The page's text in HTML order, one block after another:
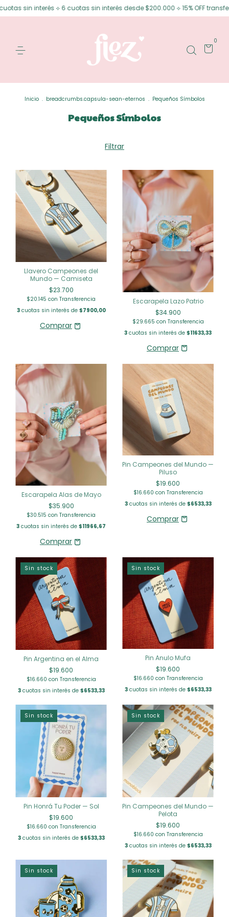
⟡ 6 cuotas sin interés desde $200.000 ⟡ 15% OFF transferencia
0
Inicio . breadcrumbs.capsula-sean-eternos . Pequeños Símbolos
Pequeños Símbolos
Filtrar
Llavero Campeones del
Mundo — Camiseta
$23.700
$20.145 con Transferencia
3cuotas sin interés de $7900,00
Escarapela Lazo Patrio
$34.900
$29.665 con Transferencia
3 cuotas sin interés de $11633,33
Escarapela Alas de Mayo
$35.900
$30.515 con Transferencia
3 cuotas sin interés de $11966,67
Pin Campeones del Mundo —
Piluso
$19.600
$16.660 con Transferencia
3cuotas sin interés de $6533,33
Sin stock
Pin Argentina en el Alma
$19.600
$16.660 con Transferencia
3cuotas sin interés de $6533,33
Sin stock
Pin Anulo Mufa
$19.600
$16.660 con Transferencia
3cuotas sin interés de $6533,33
Sin stock
Pin Honrá Tu Poder — Sol
$19.600
$16.660 con Transferencia
3cuotas sin interés de $6533,33
Sin stock
Pin Campeones del Mundo —
Pelota
$19.600
$16.660 con Transferencia
3cuotas sin interés de $6533,33
Sin stock Sin stock